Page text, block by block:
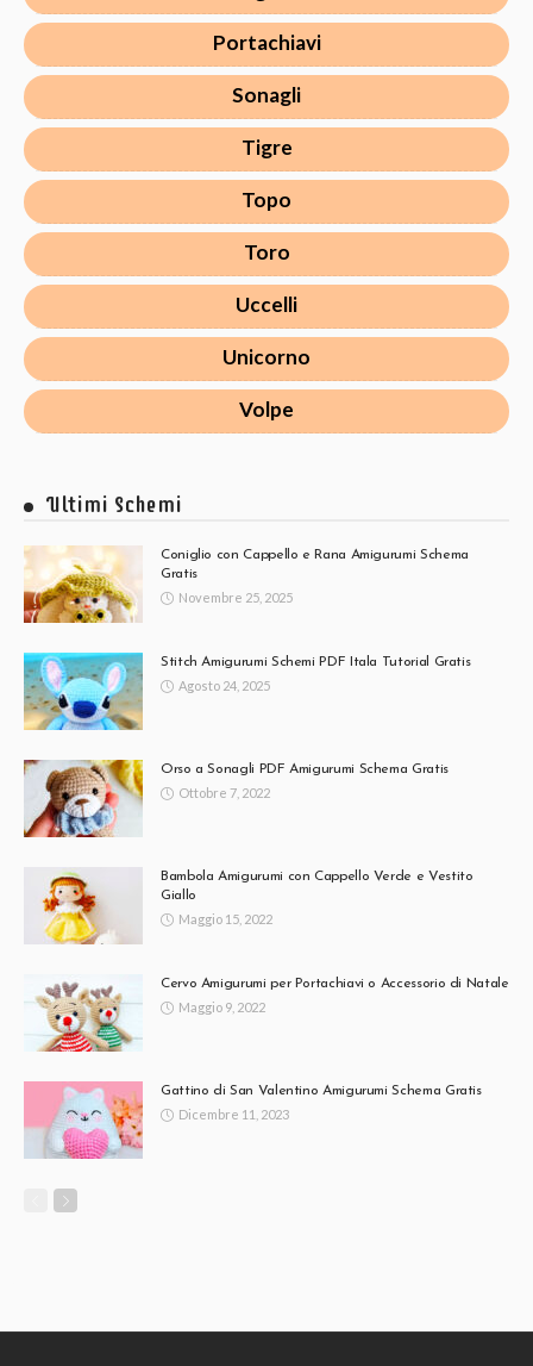
Portachiavi
Sonagli
Tigre
Topo
Toro
Uccelli
Unicorno
Volpe
Ultimi Schemi
Coniglio con Cappello e Rana Amigurumi Schema
Gratis
Novembre 25, 2025
Stitch Amigurumi Schemi PDF Itala Tutorial Gratis
Agosto 24, 2025
Orso a Sonagli PDF Amigurumi Schema Gratis
Ottobre 7, 2022
Bambola Amigurumi con Cappello Verde e Vestito
Giallo
Maggio 15, 2022
Cervo Amigurumi per Portachiavi o Accessorio di Natale
Maggio 9, 2022
Gattino di San Valentino Amigurumi Schema Gratis
Dicembre 11, 2023